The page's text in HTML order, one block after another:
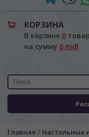
КОРЗИНА
В корзине 0
на сумму 0 mdl
Главная / Настольные